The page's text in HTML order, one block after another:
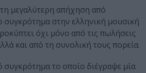
μεγαλύτερη απήχηση από
συγκρότημα στην ελληνική μουσική
όχι μόνο από τις πωλήσεις
και από τη συνολική τους πορεία.
συγκρότημα το οποίο διέγραψε μία